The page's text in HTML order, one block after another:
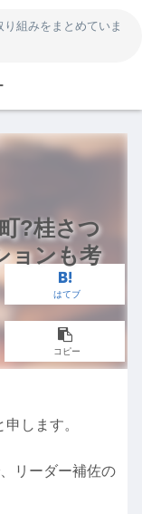
組みをまとめていま
?桂さつ
ョンも考
はてブ
コピー
します。
リーダー補佐の